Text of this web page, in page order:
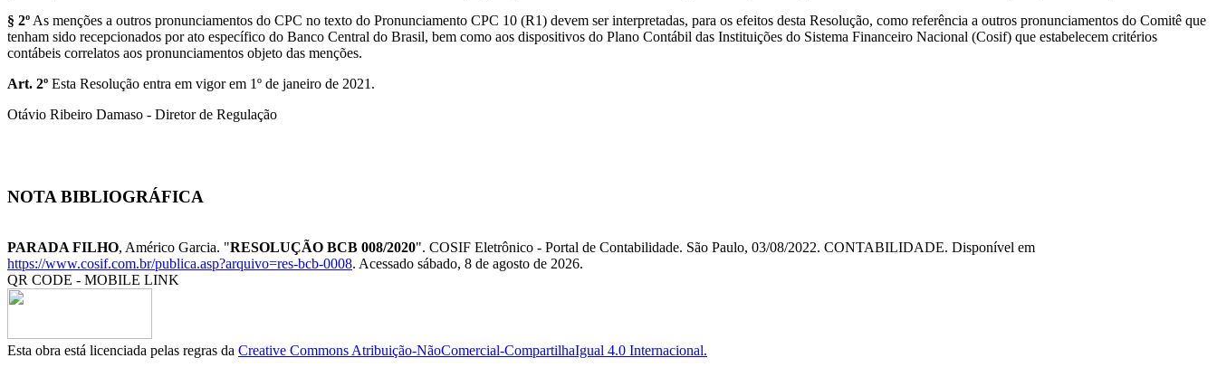
§ 2º As menções a outros pronunciamentos do CPC no texto do Pronunciamento CPC 10 (R1) devem ser interpretadas, para os efeitos desta Resolução, como referência a outros pronunciamentos do Comitê que
tenham sido recepcionados por ato específico do Banco Central do Brasil, bem como aos dispositivos do Plano Contábil das Instituições do Sistema Financeiro Nacional (Cosif) que estabelecem critérios
contábeis correlatos aos pronunciamentos objeto das menções.
Art. 2º Esta Resolução entra em vigor em 1º de janeiro de 2021.
Otávio Ribeiro Damaso - Diretor de Regulação
NOTA BIBLIOGRÁFICA
PARADA FILHO, Américo Garcia. "RESOLUÇÃO BCB 008/2020". COSIF Eletrônico - Portal de Contabilidade. São Paulo, 03/08/2022. CONTABILIDADE. Disponível em
https://www.cosif.com.br/publica.asp?arquivo=res-bcb-0008. Acessado sábado, 8 de agosto de 2026.
QR CODE - MOBILE LINK
Esta obra está licenciada pelas regras da Creative Commons Atribuição-NãoComercial-CompartilhaIgual 4.0 Internacional.